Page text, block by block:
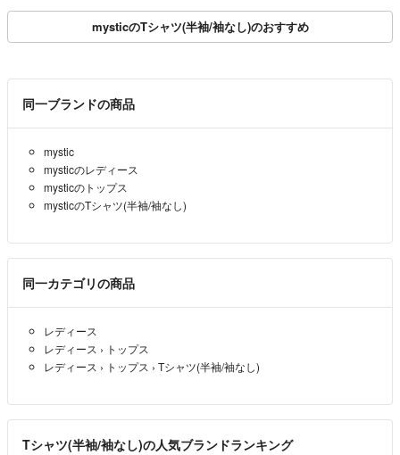
mysticのTシャツ(半袖/袖なし)のおすすめ
同一ブランドの商品
mystic
mysticのレディース
mysticのトップス
mysticのTシャツ(半袖/袖なし)
同一カテゴリの商品
レディース
レディース › トップス
レディース › トップス › Tシャツ(半袖/袖なし)
Tシャツ(半袖/袖なし)の人気ブランドランキング